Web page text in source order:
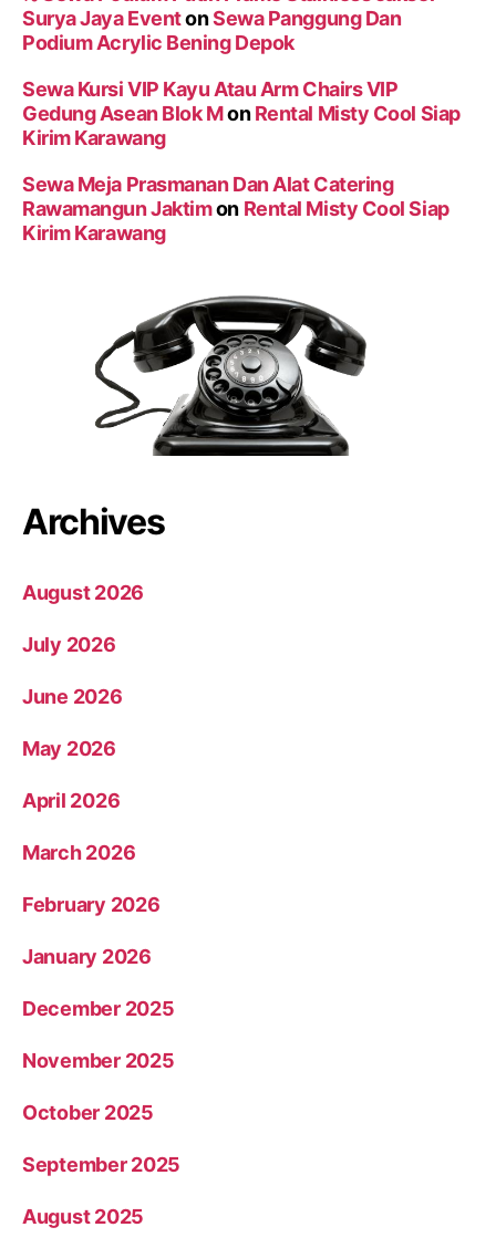
Surya Jaya EventonSewa Panggung Dan
Podium Acrylic Bening Depok
Sewa Kursi VIP Kayu Atau Arm Chairs VIP
Gedung Asean Blok MonRental Misty Cool Siap
Kirim Karawang
Sewa Meja Prasmanan Dan Alat Catering
Rawamangun Jaktimon Rental Misty Cool Siap
Kirim Karawang
Archives
August 2026
July 2026
June 2026
May 2026
April 2026
March 2026
February 2026
January 2026
December 2025
November 2025
October 2025
September 2025
August 2025